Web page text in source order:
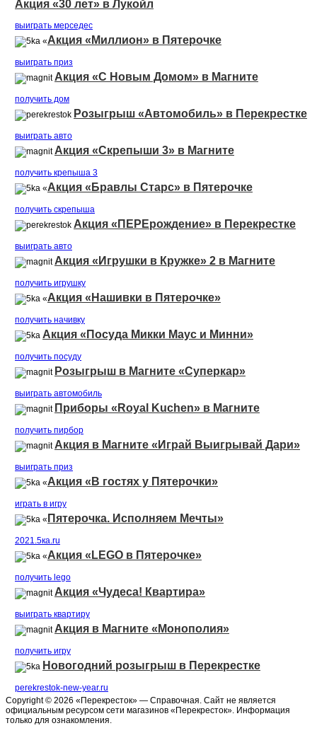
Акция «30 лет» в Лукойл
выиграть мерседеc
«Акция «Миллион» в Пятерочке
выиграть приз
Акция «С Новым Домом» в Магните
получить дом
Розыгрыш «Автомобиль» в Перекрестке
выиграть авто
Акция «Скрепыши 3» в Магните
получить крепыша 3
«Акция «Бравлы Старс» в Пятерочке
получить скрепыша
Акция «ПЕРЕрождение» в Перекрестке
выиграть авто
Акция «Игрушки в Кружке» 2 в Магните
получить игрушку
«Акция «Нашивки в Пятерочке»
получить начивку
Акция «Посуда Микки Маус и Минни»
получить посуду
Розыгрыш в Магните «Суперкар»
выиграть автомобиль
Приборы «Royal Kuchen» в Магните
получить пирбор
Акция в Магните «Играй Выигрывай Дари»
выиграть приз
«Акция «В гостях у Пятерочки»
играть в игру
« Пятерочка. Исполняем Мечты»
2021.5ка.ru
«Акция «LEGO в Пятерочке»
получить lego
Акция «Чудеса! Квартира»
выиграть квартиру
Акция в Магните «Монополия»
получить игру
Новогодний розыгрыш в Перекрестке
perekrestok-new-year.ru
Copyright © 2026 «Перекресток» — Справочная. Сайт не является
официальным ресурсом сети магазинов «Перекресток». Информация
только для ознакомления.